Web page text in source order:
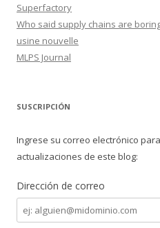
Superfactory
Who said supply chains are
usine nouvelle
MLPS Journal
SUSCRIPCIÓN
Ingrese su correo electrónico
actualizaciones de este blog:
Dirección de correo
Dirección
de
correo